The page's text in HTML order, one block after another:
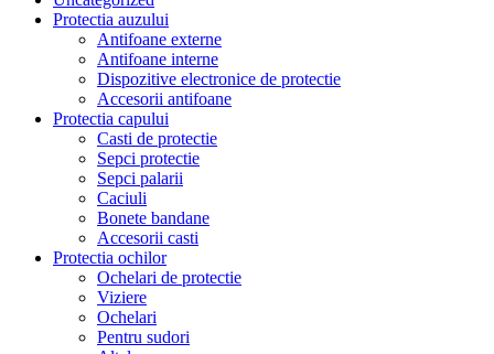
Protectia auzului
Antifoane externe
Antifoane interne
Dispozitive electronice de protectie
Accesorii antifoane
Protectia capului
Casti de protectie
Sepci protectie
Sepci palarii
Caciuli
Bonete bandane
Accesorii casti
Protectia ochilor
Ochelari de protectie
Viziere
Ochelari
Pentru sudori